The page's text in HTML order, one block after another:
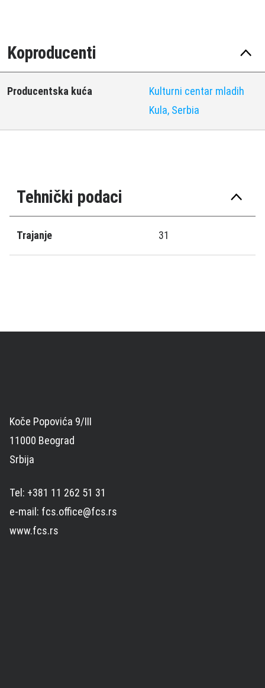
Koproducenti
Producentska kuća
Kulturni centar mladih
Kula, Serbia
Tehnički podaci
Trajanje 31
Koče Popovića 9/III
11000 Beograd
Srbija
Tel: +381 11 262 51 31
e-mail: fcs.office@fcs.rs
www.fcs.rs